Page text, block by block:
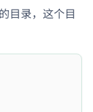
目录，这个目